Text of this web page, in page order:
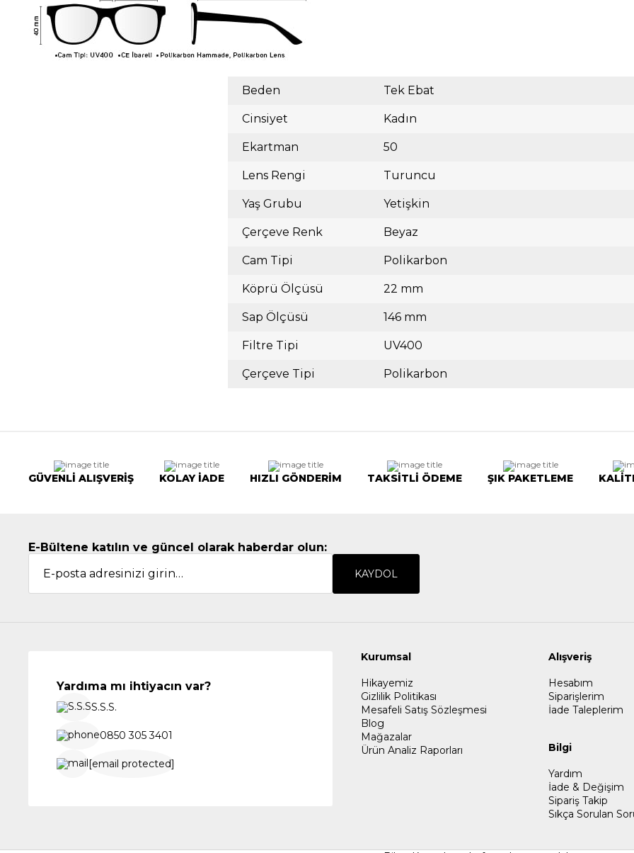
Beden Tek Ebat
Cinsiyet Kadın
Ekartman 50
Lens Rengi Turuncu
Yaş Grubu Yetişkin
Çerçeve Renk Beyaz
Cam Tipi Polikarbon
Köprü Ölçüsü 22 mm
Sap Ölçüsü 146 mm
Filtre Tipi UV400
Çerçeve Tipi Polikarbon
GÜVENLİ ALIŞVERİŞ KOLAY İADE HIZLI GÖNDERİM TAKSİTLİ ÖDEME ŞIK PAKETLEME
E-Bültene katılın ve güncel olarak haberdar olun:
KAYDOL
Yardıma mı ihtiyacın var?
S.S.S.
0850 305 3401
[email protected]
Kurumsal
Hikayemiz
Gizlilik Politikası
Mesafeli Satış Sözleşmesi
Blog
Mağazalar
Ürün Analiz Raporları
Alışveriş
Hesabım
Siparişlerim
İade Taleplerim
Bilgi
Yardım
İade & Değişim
Sipariş Takip
Sıkça Sorulan